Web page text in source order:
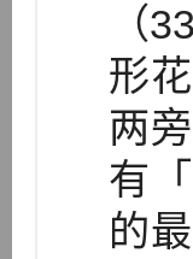
（
形
两
有
的